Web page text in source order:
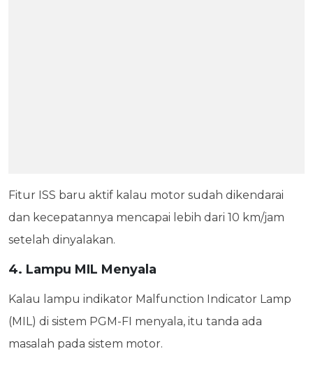
Fitur ISS baru aktif kalau motor sudah dikendarai
dan kecepatannya mencapai lebih dari 10 km/jam
setelah dinyalakan.
4. Lampu MIL Menyala
Kalau lampu indikator Malfunction Indicator Lamp
(MIL) di sistem PGM-FI menyala, itu tanda ada
masalah pada sistem motor.